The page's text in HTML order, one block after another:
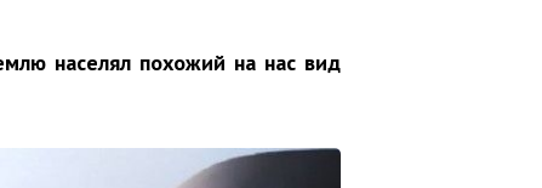
населял похожий на нас вид